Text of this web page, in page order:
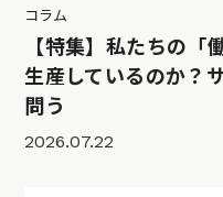
コラム
【特集】私たちの「
生産しているのか？
問う
2026.07.22